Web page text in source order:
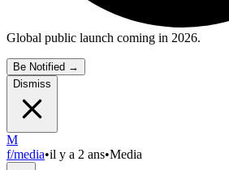
Global public launch coming in 2026.
Be Notified →
Dismiss
M
f/media•il y a 2 ans•Media